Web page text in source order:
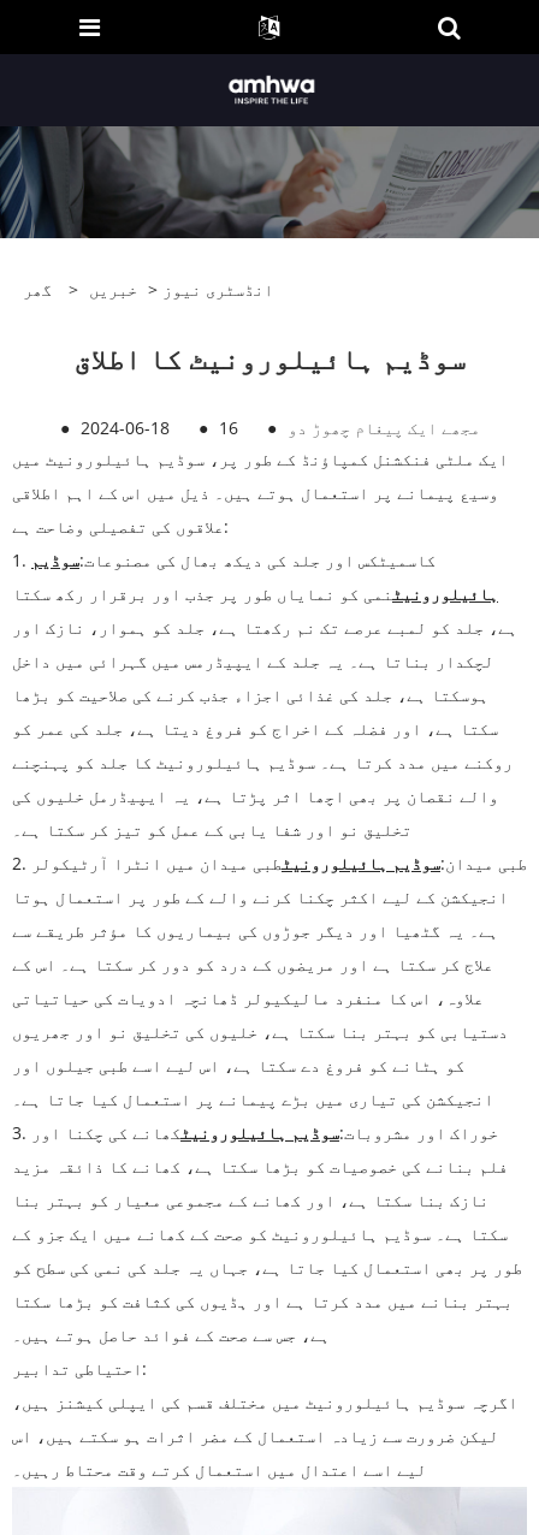
گھر > خبریں > انڈسٹری نیوز
سوڈیم ہائیلورونیٹ کا اطلاق
● 2024-06-18 ● 16 ●
مجھے ایک پیغام چھوڑ دو
ایک ملٹی فنکشنل کمپاؤنڈ کے طور پر، سوڈیم ہائیلورونیٹ میں
وسیع پیمانے پر استعمال ہوتے ہیں۔ ذیل میں اس کے اہم اطلاقی
علاقوں کی تفصیلی وضاحت ہے:
1. کاسمیٹکس اور جلد کی دیکھ بھال کی مصنوعات:سوڈیم
ہائیلورونیٹنمی کو نمایاں طور پر جذب اور برقرار رکھ سکتا
ہے، جلد کو لمبے عرصے تک نم رکھتا ہے، جلد کو ہموار، نازک اور
لچکدار بناتا ہے۔ یہ جلد کے ایپیڈرمس میں گہرائی میں داخل
ہوسکتا ہے، جلد کی غذائی اجزاء جذب کرنے کی صلاحیت کو بڑھا
سکتا ہے، اور فضلہ کے اخراج کو فروغ دیتا ہے، جلد کی عمر کو
روکنے میں مدد کرتا ہے۔ سوڈیم ہائیلورونیٹ کا جلد کو پہنچنے
والے نقصان پر بھی اچھا اثر پڑتا ہے، یہ ایپیڈرمل خلیوں کی
تخلیق نو اور شفا یابی کے عمل کو تیز کر سکتا ہے۔
2. طبی میدان:سوڈیم ہائیلورونیٹطبی میدان میں انٹرا آرٹیکولر
انجیکشن کے لیے اکثر چکنا کرنے والے کے طور پر استعمال ہوتا
ہے۔ یہ گٹھیا اور دیگر جوڑوں کی بیماریوں کا مؤثر طریقے سے
علاج کر سکتا ہے اور مریضوں کے درد کو دور کر سکتا ہے۔ اس کے
علاوہ، اس کا منفرد مالیکیولر ڈھانچہ ادویات کی حیاتیاتی
دستیابی کو بہتر بنا سکتا ہے، خلیوں کی تخلیق نو اور جھریوں
کو ہٹانے کو فروغ دے سکتا ہے، اس لیے اسے طبی جیلوں اور
انجیکشن کی تیاری میں بڑے پیمانے پر استعمال کیا جاتا ہے۔
3. خوراک اور مشروبات:سوڈیم ہائیلورونیٹکھانے کی چکنا اور
فلم بنانے کی خصوصیات کو بڑھا سکتا ہے، کھانے کا ذائقہ مزید
نازک بنا سکتا ہے، اور کھانے کے مجموعی معیار کو بہتر بنا
سکتا ہے۔ سوڈیم ہائیلورونیٹ کو صحت کے کھانے میں ایک جزو کے
طور پر بھی استعمال کیا جاتا ہے، جہاں یہ جلد کی نمی کی سطح کو
بہتر بنانے میں مدد کرتا ہے اور ہڈیوں کی کثافت کو بڑھا سکتا
ہے، جس سے صحت کے فوائد حاصل ہوتے ہیں۔
احتیاطی تدابیر:
اگرچہ سوڈیم ہائیلورونیٹ میں مختلف قسم کی ایپلی کیشنز ہیں،
لیکن ضرورت سے زیادہ استعمال کے مضر اثرات ہو سکتے ہیں، اس
لیے اسے اعتدال میں استعمال کرتے وقت محتاط رہیں۔